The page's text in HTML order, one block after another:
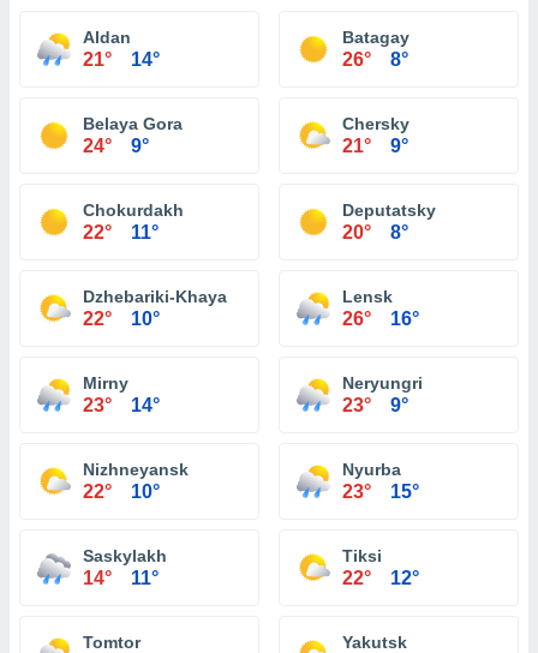
Aldan
21° 14°
Batagay
26° 8°
Belaya Gora
24° 9°
Chersky
21° 9°
Chokurdakh
22° 11°
Deputatsky
20° 8°
Dzhebariki-Khaya
22° 10°
Lensk
26° 16°
Mirny
23° 14°
Neryungri
23° 9°
Nizhneyansk
22° 10°
Nyurba
23° 15°
Saskylakh
14° 11°
Tiksi
22° 12°
Tomtor Yakutsk